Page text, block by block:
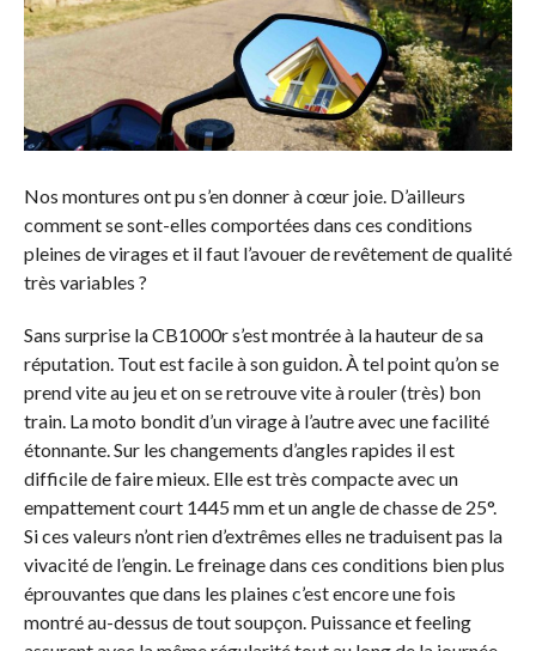
Nos montures ont pu s’en donner à cœur joie. D’ailleurs
comment se sont-elles comportées dans ces conditions
pleines de virages et il faut l’avouer de revêtement de qualité
très variables ?
Sans surprise la CB1000r s’est montrée à la hauteur de sa
réputation. Tout est facile à son guidon. À tel point qu’on se
prend vite au jeu et on se retrouve vite à rouler (très) bon
train. La moto bondit d’un virage à l’autre avec une facilité
étonnante. Sur les changements d’angles rapides il est
difficile de faire mieux. Elle est très compacte avec un
empattement court 1445 mm et un angle de chasse de 25°.
Si ces valeurs n’ont rien d’extrêmes elles ne traduisent pas la
vivacité de l’engin. Le freinage dans ces conditions bien plus
éprouvantes que dans les plaines c’est encore une fois
montré au-dessus de tout soupçon. Puissance et feeling